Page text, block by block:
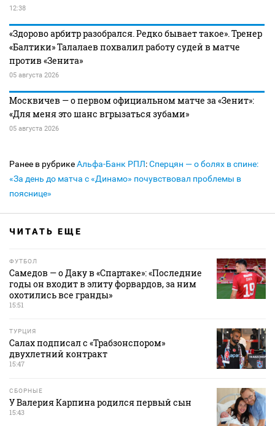
12:38
«Здорово арбитр разобрался. Редко бывает такое». Тренер
«Балтики» Талалаев похвалил работу судей в матче
против «Зенита»
05 августа 2026
Москвичев — о первом официальном матче за «Зенит»:
«Для меня это шанс вгрызаться зубами»
05 августа 2026
Ранее в рубрикеАльфа-Банк РПЛ:Сперцян — о болях в спине:
«За день до матча с «Динамо» почувствовал проблемы в
пояснице»
ЧИТАТЬ ЕЩЕ
ФУТБОЛ
Самедов — о Даку в «Спартаке»: «Последние
годы он входит в элиту форвардов, за ним
охотились все гранды»
15:51
ТУРЦИЯ
Салах подписал с «Трабзонспором»
двухлетний контракт
15:47
СБОРНЫЕ
У Валерия Карпина родился первый сын
15:43